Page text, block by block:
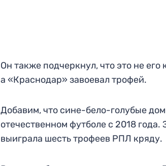
Он также подчеркнул, что это не его
а «Краснодар» завоевал трофей.
Добавим, что сине-бело-голубые
отечественном футболе с 2018 года.
выиграла шесть трофеев РПЛ кряду.